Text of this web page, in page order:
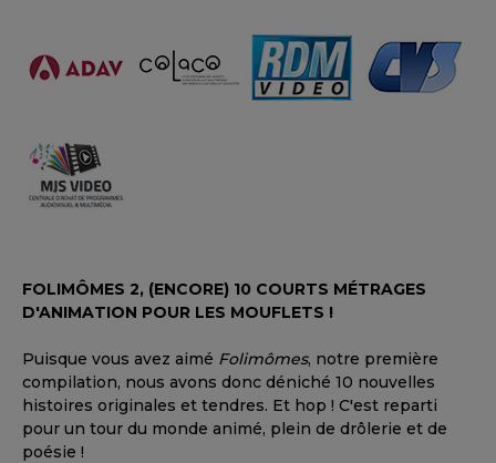
FOLIMÔMES 2, (ENCORE) 10 COURTS MÉTRAGES
D'ANIMATION POUR LES MOUFLETS !
Puisque vous avez aimé Folimômes, notre première
compilation, nous avons donc déniché 10 nouvelles
histoires originales et tendres. Et hop ! C'est reparti
pour un tour du monde animé, plein de drôlerie et de
poésie !